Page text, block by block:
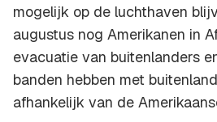
mogelijk op de luchthaven
augustus nog Amerikanen in
evacuatie van buitenlanders
banden hebben met
afhankelijk van de